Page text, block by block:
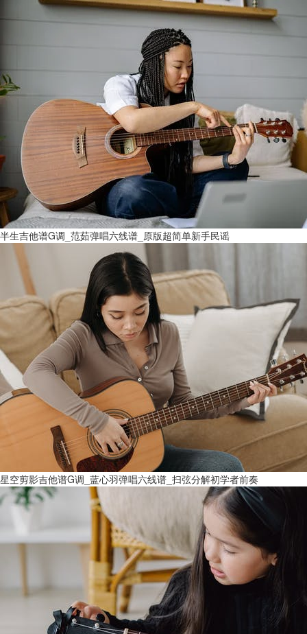
半生吉他谱G调_范茹弹唱六线谱_原版超简单新手民谣
星空剪影吉他谱G调_蓝心羽弹唱六线谱_扫弦分解初学者前奏